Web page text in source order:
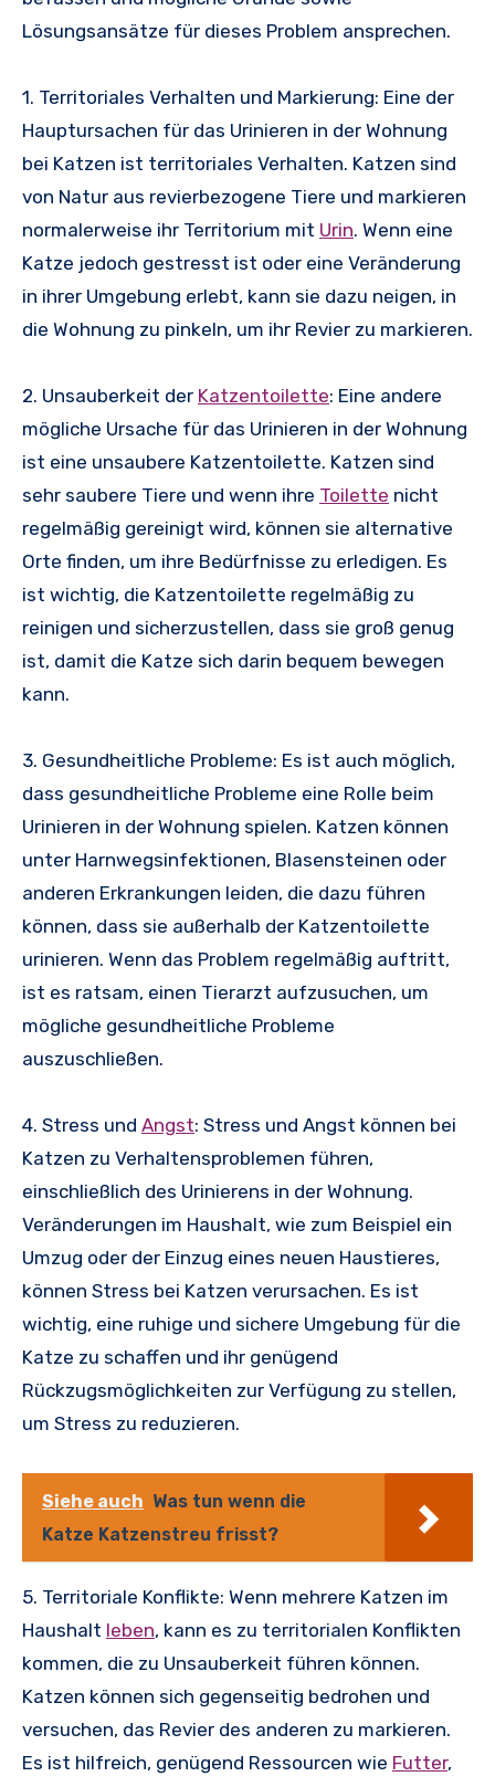
Lösungsansätze für dieses Problem ansprechen.
1. Territoriales Verhalten und Markierung: Eine der
Hauptursachen für das Urinieren in der Wohnung
bei Katzen ist territoriales Verhalten. Katzen sind
von Natur aus revierbezogene Tiere und markieren
normalerweise ihr Territorium mit Urin. Wenn eine
Katze jedoch gestresst ist oder eine Veränderung
in ihrer Umgebung erlebt, kann sie dazu neigen, in
die Wohnung zu pinkeln, um ihr Revier zu markieren.
2. Unsauberkeit der Katzentoilette: Eine andere
mögliche Ursache für das Urinieren in der Wohnung
ist eine unsaubere Katzentoilette. Katzen sind
sehr saubere Tiere und wenn ihre Toilette nicht
regelmäßig gereinigt wird, können sie alternative
Orte finden, um ihre Bedürfnisse zu erledigen. Es
ist wichtig, die Katzentoilette regelmäßig zu
reinigen und sicherzustellen, dass sie groß genug
ist, damit die Katze sich darin bequem bewegen
kann.
3. Gesundheitliche Probleme: Es ist auch möglich,
dass gesundheitliche Probleme eine Rolle beim
Urinieren in der Wohnung spielen. Katzen können
unter Harnwegsinfektionen, Blasensteinen oder
anderen Erkrankungen leiden, die dazu führen
können, dass sie außerhalb der Katzentoilette
urinieren. Wenn das Problem regelmäßig auftritt,
ist es ratsam, einen Tierarzt aufzusuchen, um
mögliche gesundheitliche Probleme
auszuschließen.
4. Stress und Angst: Stress und Angst können bei
Katzen zu Verhaltensproblemen führen,
einschließlich des Urinierens in der Wohnung.
Veränderungen im Haushalt, wie zum Beispiel ein
Umzug oder der Einzug eines neuen Haustieres,
können Stress bei Katzen verursachen. Es ist
wichtig, eine ruhige und sichere Umgebung für die
Katze zu schaffen und ihr genügend
Rückzugsmöglichkeiten zur Verfügung zu stellen,
um Stress zu reduzieren.
Siehe auch Was tun wenn die
Katze Katzenstreu frisst?
5. Territoriale Konflikte: Wenn mehrere Katzen im
Haushalt leben, kann es zu territorialen Konflikten
kommen, die zu Unsauberkeit führen können.
Katzen können sich gegenseitig bedrohen und
versuchen, das Revier des anderen zu markieren.
Es ist hilfreich, genügend Ressourcen wie Futter,